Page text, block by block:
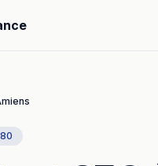
80